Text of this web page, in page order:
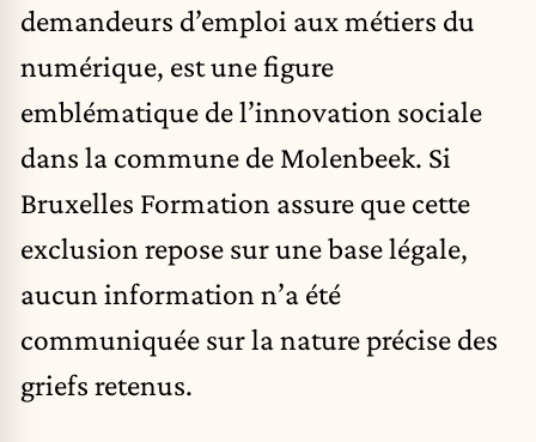
demandeurs d’emploi aux métiers du
numérique, est une figure
emblématique de l’innovation sociale
dans la commune de Molenbeek. Si
Bruxelles Formation assure que cette
exclusion repose sur une base légale,
aucun information n’a été
communiquée sur la nature précise des
griefs retenus.